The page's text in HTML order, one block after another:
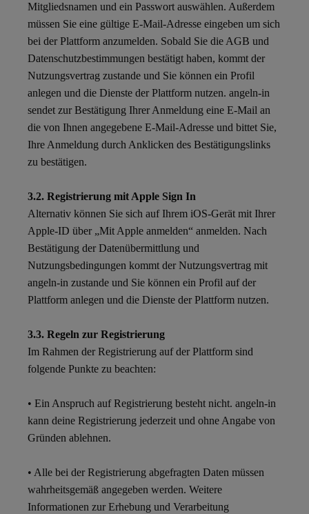
Mitgliedsnamen und ein Passwort auswählen. Außerdem
müssen Sie eine gültige E-Mail-Adresse eingeben um sich
bei der Plattform anzumelden. Sobald Sie die AGB und
Datenschutzbestimmungen bestätigt haben, kommt der
Nutzungsvertrag zustande und Sie können ein Profil
anlegen und die Dienste der Plattform nutzen. angeln-in
sendet zur Bestätigung Ihrer Anmeldung eine E-Mail an
die von Ihnen angegebene E-Mail-Adresse und bittet Sie,
Ihre Anmeldung durch Anklicken des Bestätigungslinks
zu bestätigen.
3.2. Registrierung mit Apple Sign In
Alternativ können Sie sich auf Ihrem iOS-Gerät mit Ihrer
Apple-ID über „Mit Apple anmelden“ anmelden. Nach
Bestätigung der Datenübermittlung und
Nutzungsbedingungen kommt der Nutzungsvertrag mit
angeln-in zustande und Sie können ein Profil auf der
Plattform anlegen und die Dienste der Plattform nutzen.
3.3. Regeln zur Registrierung
Im Rahmen der Registrierung auf der Plattform sind
folgende Punkte zu beachten:
• Ein Anspruch auf Registrierung besteht nicht. angeln-in
kann deine Registrierung jederzeit und ohne Angabe von
Gründen ablehnen.
• Alle bei der Registrierung abgefragten Daten müssen
wahrheitsgemäß angegeben werden. Weitere
Informationen zur Erhebung und Verarbeitung